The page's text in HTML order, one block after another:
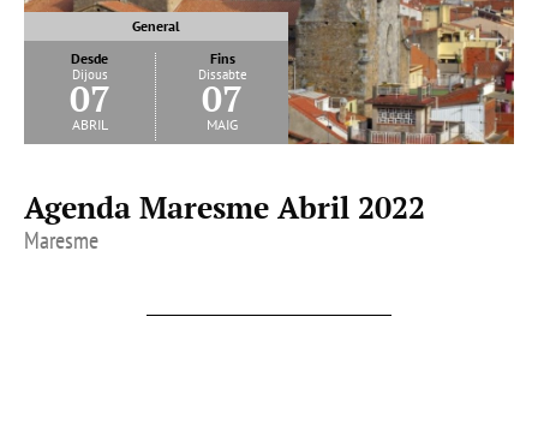
General
Desde
Dijous
07
abril
Fins
Dissabte
07
maig
Agenda Maresme Abril 2022
Maresme